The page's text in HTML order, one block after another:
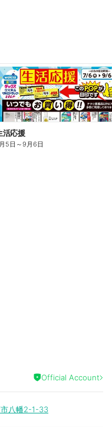
活応援
5日 ～9月6日
Official Account
八幡2-1-33